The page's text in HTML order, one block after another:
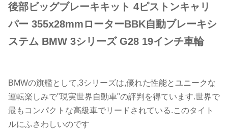
後部ビッグブレーキキット 4ピストンキャリ
パー 355x28mmローターBBK自動ブレーキシ
ステム BMW 3シリーズ G28 19インチ車輪
BMWの旗艦として,3シリーズは,優れた性能とユニークな
運転楽しみで"現実世界自動車"の評判を得ています.世界で
最もコンパクトな高級車でリードされている.このタイト
ルにふさわしいのです